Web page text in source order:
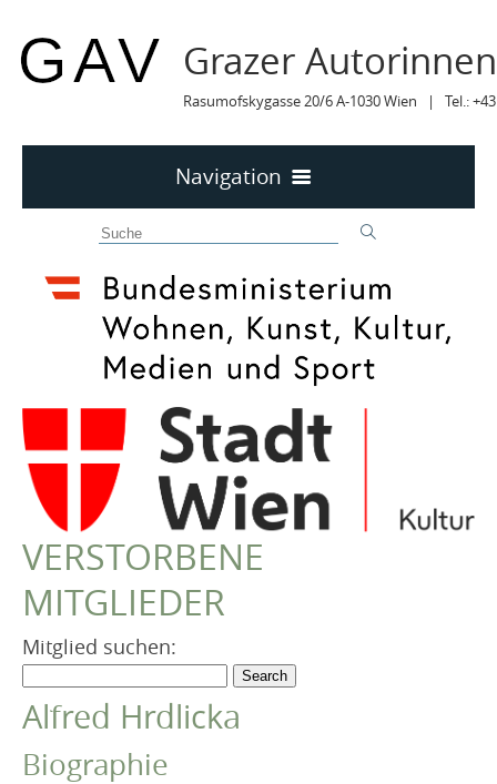
Grazer
Rasumofskygasse 20/6 A-1030 Wien | Tel.:
Navigation
MITTEILUNGEN
MITTEILUNGEN Archiv
TERMINE
TERMINE sortiert
LYRIK IM MÄRZ
MITGLIEDER
VEREIN
Robert Musil Gedenkraum
TERMINARCHIV
IN MEMORIAM
VERSTORBENE
MITGLIEDER
Mitglied suchen:
Alfred Hrdlicka
Biographie